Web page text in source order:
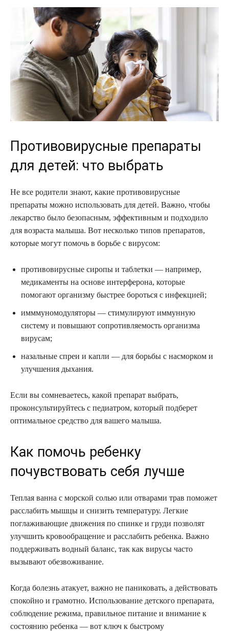
Противовирусные препараты
для детей: что выбрать
Не все родители знают, какие противовирусные
препараты можно использовать для детей. Важно, чтобы
лекарство было безопасным, эффективным и подходило
для возраста малыша. Вот несколько типов препаратов,
которые могут помочь в борьбе с вирусом:
противовирусные сиропы и таблетки — например,
медикаменты на основе интерферона, которые
помогают организму быстрее бороться с инфекцией;
имммуномодуляторы — стимулируют иммунную
систему и повышают сопротивляемость организма
вирусам;
назальные спреи и капли — для борьбы с насморком и
улучшения дыхания.
Если вы сомневаетесь, какой препарат выбрать,
проконсультируйтесь с педиатром, который подберет
оптимальное средство для вашего малыша.
Как помочь ребенку
почувствовать себя лучше
Теплая ванна с морской солью или отварами трав поможет
расслабить мышцы и снизить температуру. Легкие
поглаживающие движения по спинке и груди позволят
улучшить кровообращение и расслабить ребенка. Важно
поддерживать водный баланс, так как вирусы часто
вызывают обезвоживание.
Когда болезнь атакует, важно не паниковать, а действовать
спокойно и грамотно. Использование детского препарата,
соблюдение режима, правильное питание и внимание к
состоянию ребенка — вот ключ к быстрому